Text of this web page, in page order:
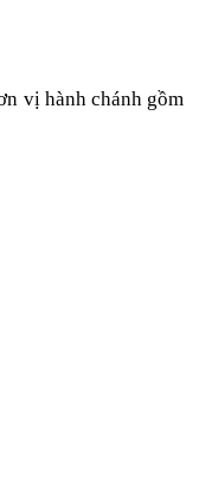
vị hành chánh gồm